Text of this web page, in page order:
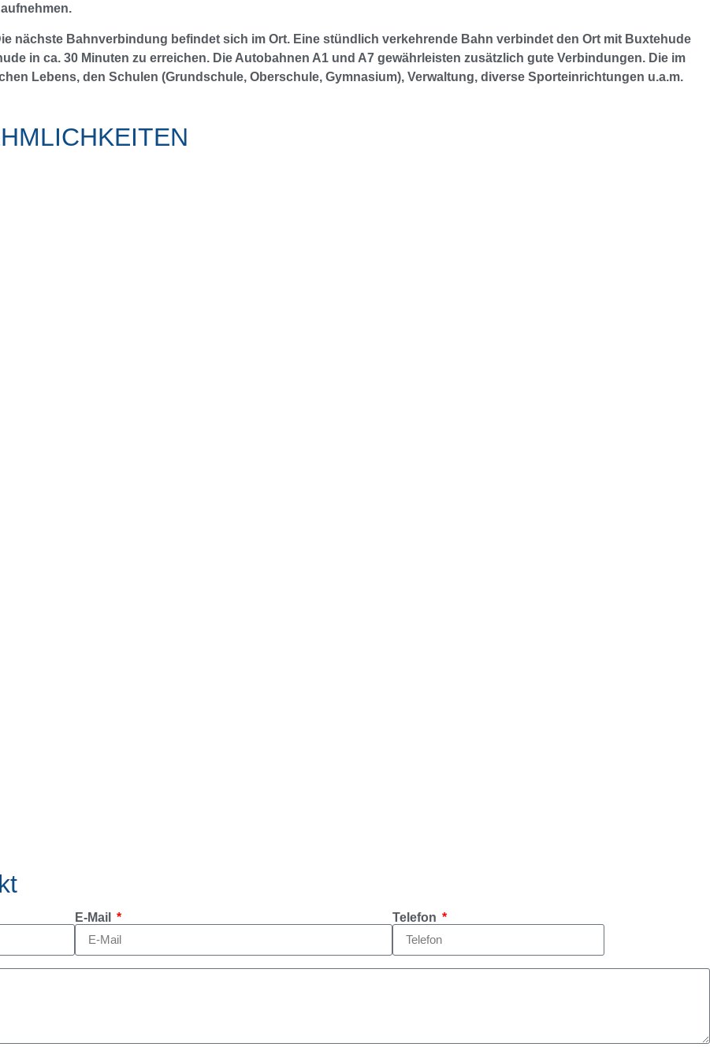
nächste Bahnverbindung befindet sich im Ort. Eine stündlich verkehrende Bahn verbindet den Ort mit Buxtehude
in ca. 30 Minuten zu erreichen. Die Autobahnen A1 und A7 gewährleisten zusätzlich gute Verbindungen. Die im
Lebens, den Schulen (Grundschule, Oberschule, Gymnasium), Verwaltung, diverse Sporteinrichtungen u.a.m.
E-Mail Telefon